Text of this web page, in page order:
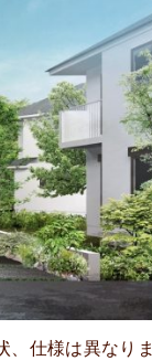
、仕様は異なりま